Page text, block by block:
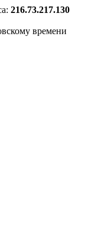
216.73.217.130
времени